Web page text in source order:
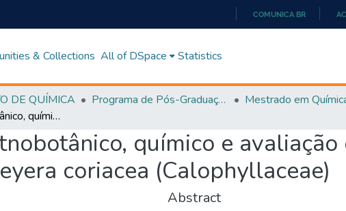
CONTEÚDO
COMUNICA BR
& Collections All of DSpace Statistics
DE QUÍMICA Programa de Pós-Graduação em Química - PPGQ
Estudo etnobotânico, químico e avaliação do potencial efeito biológico de Kielmeyera coriacea (Calophyllaceae)
químico e
coriacea (Calophyllaceae)
Abstract